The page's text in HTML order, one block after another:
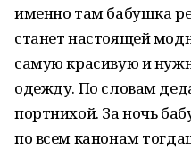
именно там бабушка
станет настоящей
самую красивую и
одежду. По словам
портнихой. За ночь
по всем канонам